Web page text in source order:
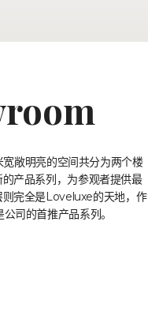
敞明亮的空间共分为两个楼
产品系列，为参观者提供最
完全是Loveluxe的天地，作
司的首推产品系列。